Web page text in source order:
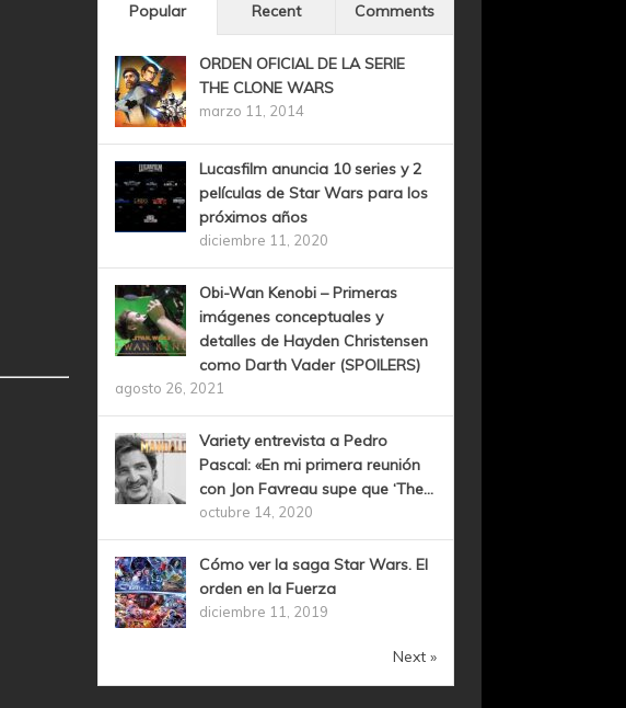
Popular Recent Comments
ORDEN OFICIAL DE LA SERIE
THE CLONE WARS
marzo 11, 2014
Lucasfilm anuncia 10 series y 2
películas de Star Wars para los
próximos años
diciembre 11, 2020
Obi-Wan Kenobi – Primeras
imágenes conceptuales y
detalles de Hayden Christensen
como Darth Vader (SPOILERS)
agosto 26, 2021
Variety entrevista a Pedro
Pascal: «En mi primera reunión
con Jon Favreau supe que ‘The...
octubre 14, 2020
Cómo ver la saga Star Wars. El
orden en la Fuerza
diciembre 11, 2019
Next »